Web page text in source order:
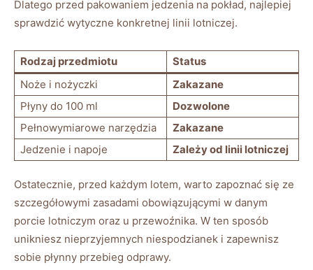
Dlatego przed pakowaniem jedzenia na pokład, najlepiej
sprawdzić wytyczne konkretnej linii lotniczej.
Rodzaj przedmiotu
Status
Noże i nożyczki
Zakazane
Płyny do 100 ml
Dozwolone
Pełnowymiarowe narzędzia
Zakazane
Jedzenie i napoje
Zależy od linii lotniczej
Ostatecznie, przed każdym lotem, warto zapoznać się ze
szczegółowymi zasadami obowiązującymi w danym
porcie lotniczym oraz u przewoźnika. W ten sposób
unikniesz nieprzyjemnych niespodzianek i zapewnisz
sobie płynny przebieg odprawy.